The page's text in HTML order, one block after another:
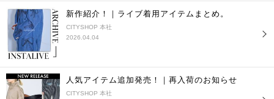
新作紹介！｜ライブ着用アイテムまとめ。
CITYSHOP 本社
2026.04.04
人気アイテム追加発売！｜再入荷のお知らせ
CITYSHOP 本社